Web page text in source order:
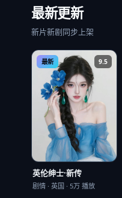
最新更新
新片新剧同步上架
最新 9.5
英伦绅士·新传
剧情 · 英国 · 5万 播放